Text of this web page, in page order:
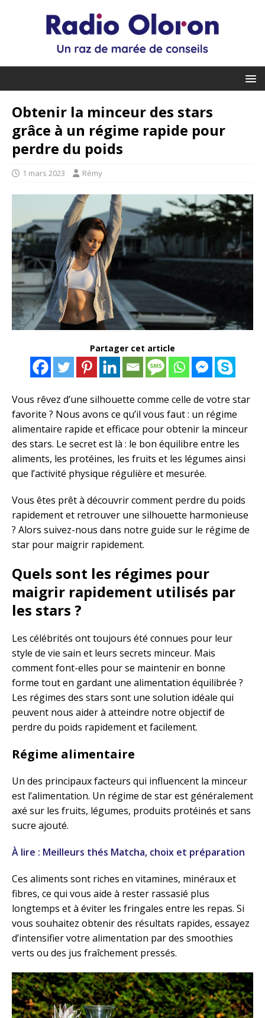
Obtenir la minceur des stars
grâce à un régime rapide pour
perdre du poids
1 mars 2023 Rémy
Partager cet article
Vous rêvez d’une silhouette comme celle de votre star
favorite ? Nous avons ce qu’il vous faut : un régime
alimentaire rapide et efficace pour obtenir la minceur
des stars. Le secret est là : le bon équilibre entre les
aliments, les protéines, les fruits et les légumes ainsi
que l’activité physique régulière et mesurée.
Vous êtes prêt à découvrir comment perdre du poids
rapidement et retrouver une silhouette harmonieuse
? Alors suivez-nous dans notre guide sur le régime de
star pour maigrir rapidement.
Quels sont les régimes pour
maigrir rapidement utilisés par
les stars ?
Les célébrités ont toujours été connues pour leur
style de vie sain et leurs secrets minceur. Mais
comment font-elles pour se maintenir en bonne
forme tout en gardant une alimentation équilibrée ?
Les régimes des stars sont une solution idéale qui
peuvent nous aider à atteindre notre objectif de
perdre du poids rapidement et facilement.
Régime alimentaire
Un des principaux facteurs qui influencent la minceur
est l’alimentation. Un régime de star est généralement
axé sur les fruits, légumes, produits protéinés et sans
sucre ajouté.
À lire : Meilleurs thés Matcha, choix et préparation
Ces aliments sont riches en vitamines, minéraux et
fibres, ce qui vous aide à rester rassasié plus
longtemps et à éviter les fringales entre les repas. Si
vous souhaitez obtenir des résultats rapides, essayez
d’intensifier votre alimentation par des smoothies
verts ou des jus fraîchement pressés.